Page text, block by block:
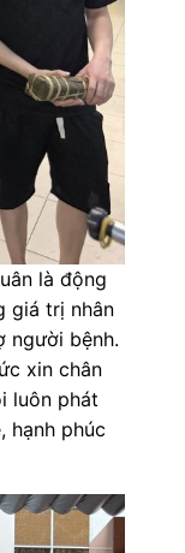
là động
giá trị nhân
người bệnh.
xin chân
luôn phát
hạnh phúc